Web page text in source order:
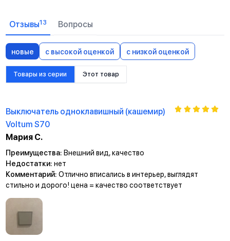
Отзывы13 Вопросы
новые с высокой оценкой с низкой оценкой
Товары из серии Этот товар
Выключатель одноклавишный (кашемир)
Voltum S70
Мария С.
Преимущества: Внешний вид, качество
Недостатки: нет
Комментарий: Отлично вписались в интерьер, выглядят
стильно и дорого! цена = качество соответствует